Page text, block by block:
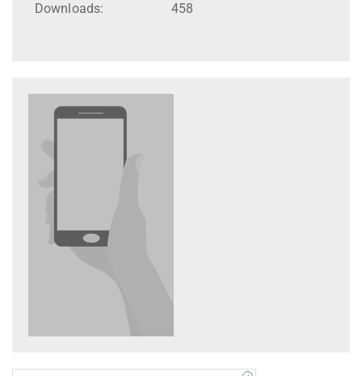
Downloads: 458